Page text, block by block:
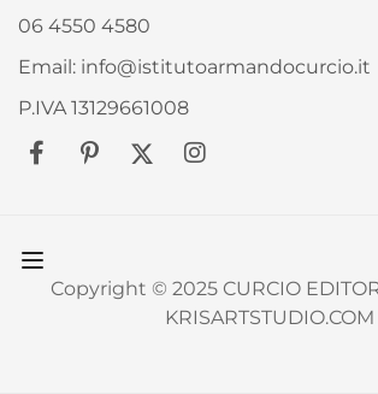
06 4550 4580
Email: info@istitutoarmandocurcio.it
P.IVA 13129661008
Copyright © 2025 CURCIO
KRISARTSTUDIO.COM